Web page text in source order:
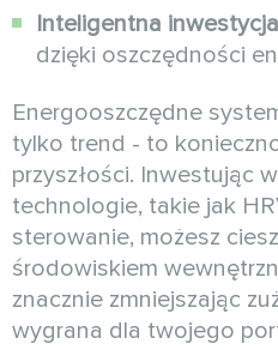
Inteligentna
dzięki oszczędności
Energooszczędne
tylko trend - to
przyszłości. Inwestując
technologie, takie jak
sterowanie, możesz
środowiskiem
znacznie zmniejszając
wygrana dla twojego